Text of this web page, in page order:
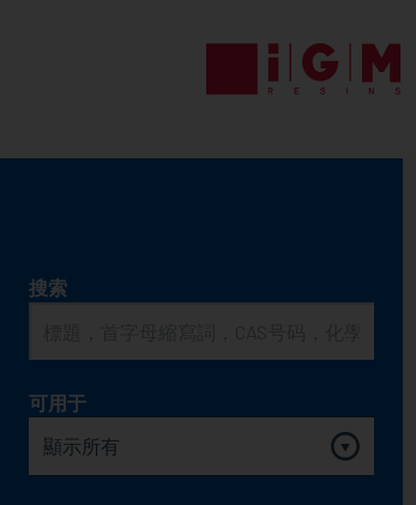
ENERGY
PRODUCT
SEARCH
品
搜索
可用于